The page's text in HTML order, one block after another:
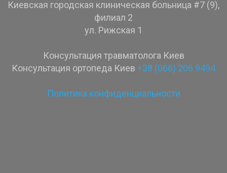
Киевская городская клиническая больница #7 (9),
филиал 2
ул. Рижская 1
Консультация травматолога Киев
Консультация ортопеда Киев +38 (066) 206 9494
Политика конфиденциальности